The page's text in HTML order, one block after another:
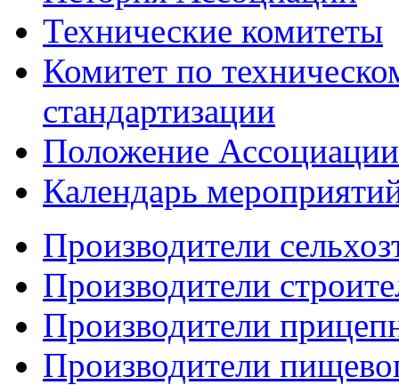
Технические комитеты
Комитет по
стандартизации
Положение
Календарь
Производители
Производители
Производители
Производители